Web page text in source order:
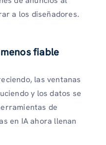
a los diseñadores.
fiable
las ventanas
y los datos se
de
en IA ahora llenan